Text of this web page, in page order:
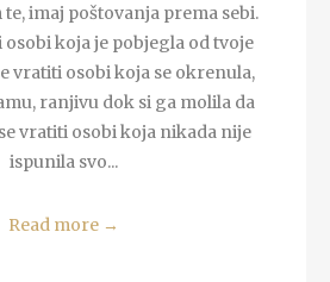
imaj poštovanja prema sebi.
osobi koja je pobjegla od tvoje
vratiti osobi koja se okrenula,
ranjivu dok si ga molila da
vratiti osobi koja nikada nije
ispunila svo...
Read more →